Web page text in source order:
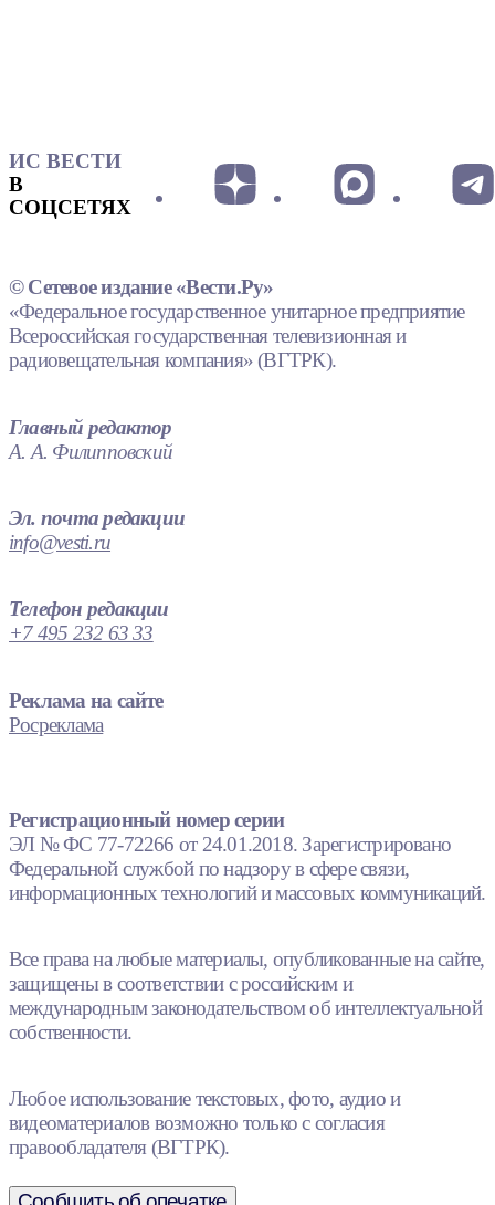
ИС ВЕСТИ
В
СОЦСЕТЯХ
© Сетевое издание «Вести.Ру»
«Федеральное государственное унитарное предприятие
Всероссийская государственная телевизионная и
радиовещательная компания» (ВГТРК).
Главный редактор
А. А. Филипповский
Эл. почта редакции
info@vesti.ru
Телефон редакции
+7 495 232 63 33
Реклама на сайте
Росреклама
Регистрационный номер серии
ЭЛ № ФС 77-72266 от 24.01.2018. Зарегистрировано
Федеральной службой по надзору в сфере связи,
информационных технологий и массовых коммуникаций.
Все права на любые материалы, опубликованные на сайте,
защищены в соответствии с российским и
международным законодательством об интеллектуальной
собственности.
Любое использование текстовых, фото, аудио и
видеоматериалов возможно только с согласия
правообладателя (ВГТРК).